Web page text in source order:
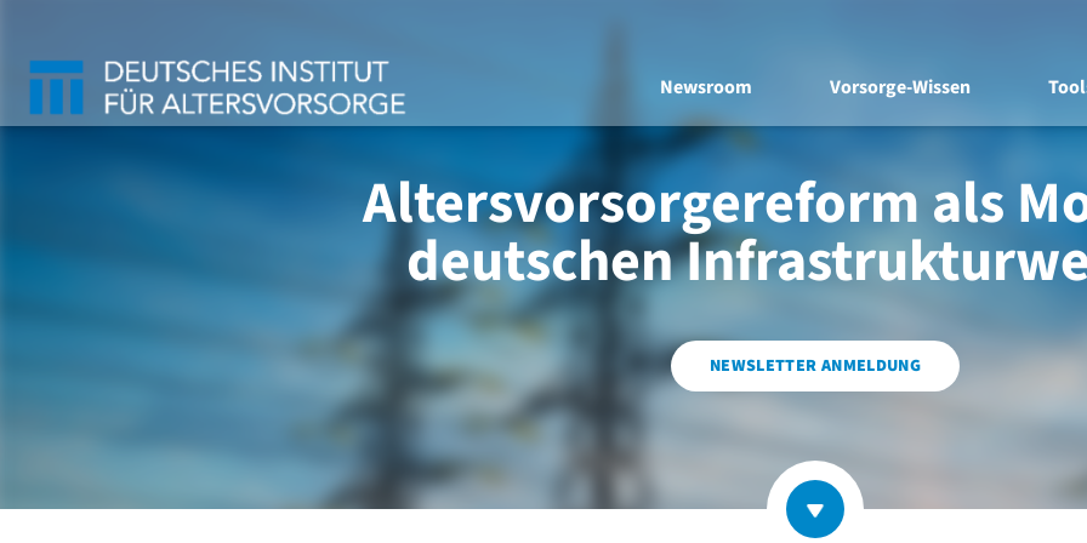
Newsroom Vorsorge-Wissen
Altersvorsorgereform als
deutschen
NEWSLETTER ANMELDUNG